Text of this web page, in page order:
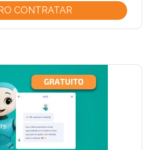
CONTRATAR